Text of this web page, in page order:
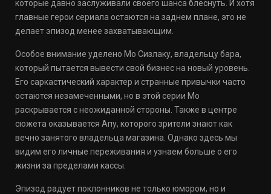
которые давно заслуживали своего шанса блеснуть. И хотя
главные герои сериала остаются на заднем плане, это не
делает эпизод менее захватывающим.
Особое внимание уделено Мо Сизлаку, владельцу бара,
который пытается вывести свой бизнес на новый уровень.
Его саркастический характер и странные привычки часто
остаются незамеченными, но в этой серии Мо
раскрывается с неожиданной стороны. Также в центре
сюжета оказывается Апу, которого зрители знают как
вечно занятого владельца магазина. Однако здесь мы
видим его личные переживания и узнаем больше о его
жизни за пределами кассы.
Эпизод радует поклонников не только юмором, но и